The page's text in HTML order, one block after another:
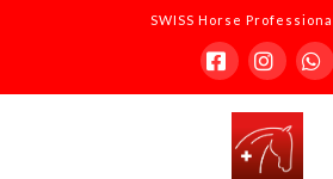
SWISS Horse
Facebook